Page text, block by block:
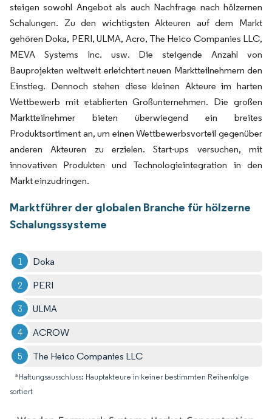
steigen sowohl Angebot als auch Nachfrage nach hölzernen
Schalungen. Zu den wichtigsten Akteuren auf dem Markt
gehören Doka, PERI, ULMA, Acro, The Heico Companies LLC,
MEVA Systems Inc. usw. Die steigende Anzahl von
Bauprojekten weltweit erleichtert neuen Marktteilnehmern den
Einstieg. Dennoch stehen diese kleinen Akteure im harten
Wettbewerb mit etablierten Großunternehmen. Die großen
Marktteilnehmer bieten überwiegend ein breites
Produktsortiment an, um einen Wettbewerbsvorteil gegenüber
anderen Akteuren zu erzielen. Start-ups versuchen, mit
innovativen Produkten und Technologieintegration in den
Markt einzudringen.
Marktführer der globalen Branche für hölzerne
Schalungssysteme
Doka
PERI
ULMA
ACROW
The Heico Companies LLC
*Haftungsausschluss: Hauptakteure in keiner bestimmten Reihenfolge
sortiert